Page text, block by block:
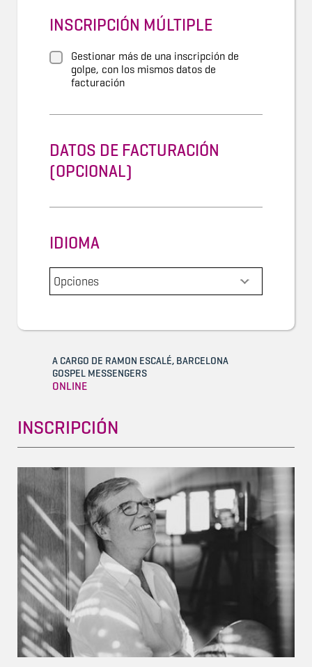
INSCRIPCIÓN MÚLTIPLE
Gestionar más de una inscripción de
golpe, con los mismos datos de
facturación
DATOS DE FACTURACIÓN
(OPCIONAL)
IDIOMA
A CARGO DE RAMON ESCALÉ, BARCELONA
GOSPEL MESSENGERS
ONLINE
INSCRIPCIÓN